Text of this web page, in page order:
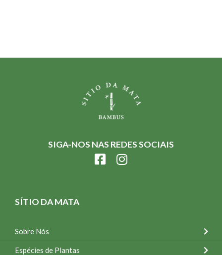
SIGA-NOS NAS REDES SOCIAIS
SÍTIO DA MATA
Sobre Nós
Espécies de Plantas